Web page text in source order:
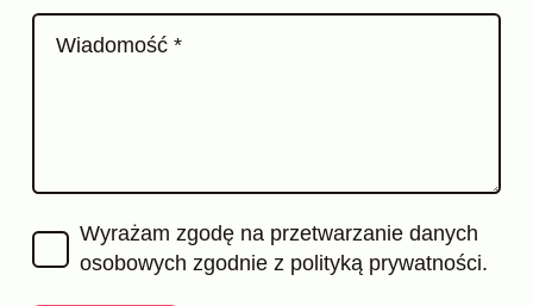
Wiadomość *
Wyrażam zgodę na przetwarzanie danych
osobowych zgodnie z polityką prywatności.